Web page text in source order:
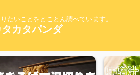
たいことをとことん調べています。
タカタパンダ